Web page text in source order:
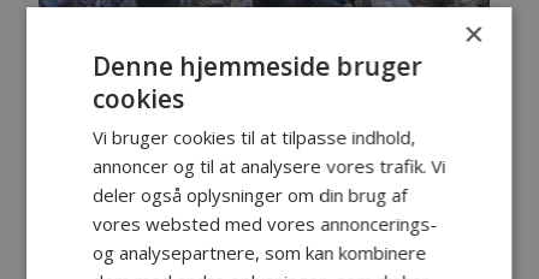
×
Denne hjemmeside bruger
cookies
Vi bruger cookies til at tilpasse indhold,
annoncer og til at analysere vores trafik. Vi
deler også oplysninger om din brug af
vores websted med vores annoncerings-
og analysepartnere, som kan kombinere